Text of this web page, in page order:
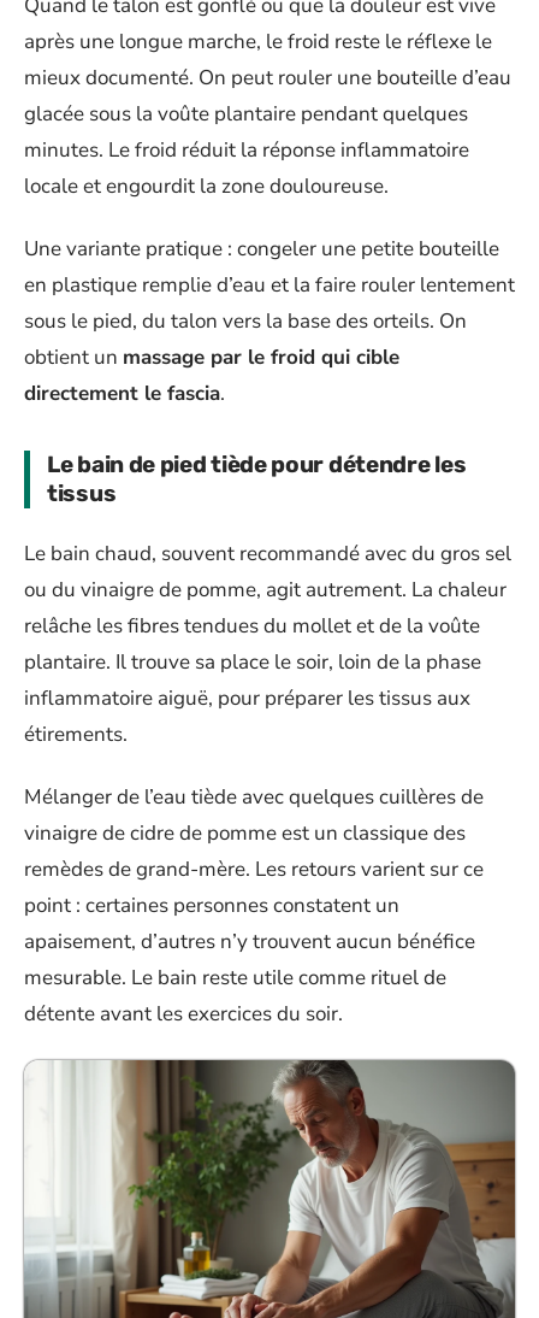
après une longue marche, le froid reste le réflexe le
mieux documenté. On peut rouler une bouteille d’eau
glacée sous la voûte plantaire pendant quelques
minutes. Le froid réduit la réponse inflammatoire
locale et engourdit la zone douloureuse.
Une variante pratique : congeler une petite bouteille
en plastique remplie d’eau et la faire rouler lentement
sous le pied, du talon vers la base des orteils. On
obtient un massage par le froid qui cible
directement le fascia.
Le bain de pied tiède pour détendre les
tissus
Le bain chaud, souvent recommandé avec du gros sel
ou du vinaigre de pomme, agit autrement. La chaleur
relâche les fibres tendues du mollet et de la voûte
plantaire. Il trouve sa place le soir, loin de la phase
inflammatoire aiguë, pour préparer les tissus aux
étirements.
Mélanger de l’eau tiède avec quelques cuillères de
vinaigre de cidre de pomme est un classique des
remèdes de grand-mère. Les retours varient sur ce
point : certaines personnes constatent un
apaisement, d’autres n’y trouvent aucun bénéfice
mesurable. Le bain reste utile comme rituel de
détente avant les exercices du soir.